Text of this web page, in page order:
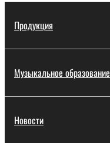
Продукция
Музыкальное образование
Новости